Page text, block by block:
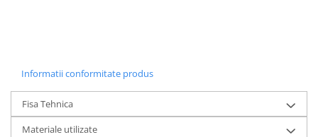
Informatii conformitate produs
Fisa Tehnica
Materiale utilizate